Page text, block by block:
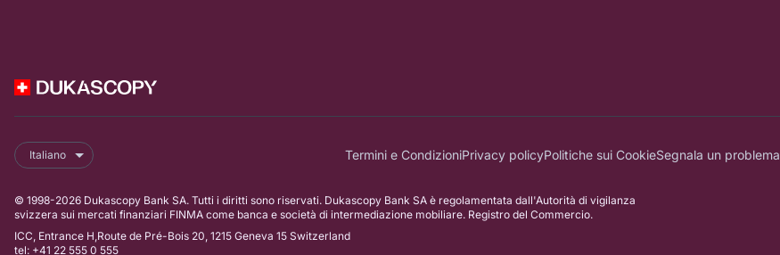
Italiano Termini e CondizioniPrivacy policyPolitiche sui CookieSegnala un problema
© 1998-2026 Dukascopy Bank SA. Tutti i diritti sono riservati. Dukascopy Bank SA è regolamentata dall'Autorità di vigilanza
svizzera sui mercati finanziari FINMA come banca e società di intermediazione mobiliare. Registro del Commercio.
ICC, Entrance H,Route de Pré-Bois 20, 1215 Geneva 15 Switzerland
tel: +41 22 555 0 555